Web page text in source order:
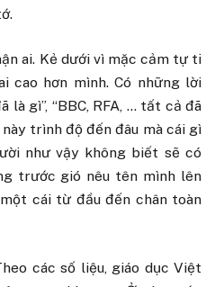
ai. Kẻ dưới vì mặc cảm tự ti
cao hơn mình. Có những lời
là gì”, “BBC, RFA, … tất cả đã
trình độ đến đâu mà cái gì
như vậy không biết sẽ có
trước gió nêu tên mình lên
cái từ đầu đến chân toàn
các số liệu, giáo dục Việt